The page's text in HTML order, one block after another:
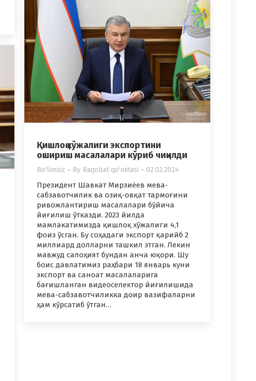
Қишлоқ хўжалиги экспортини
ошириш масалалари кўриб чиқилди
Bo'limsiz By Raqobat qo'mitasi 02.02.2024
Президент Шавкат Мирзиёев мева-
сабзавотчилик ва озиқ-овқат тармоғини
ривожлантириш масалалари бўйича
йиғилиш ўтказди. 2023 йилда
мамлакатимизда қишлоқ хўжалиги 4,1
фоиз ўсган. Бу соҳадаги экспорт қарийб 2
миллиард долларни ташкил этган. Лекин
мавжуд салоҳият бундан анча юқори. Шу
боис давлатимиз раҳбари 18 январь куни
экспорт ва саноат масалаларига
бағишланган видеоселектор йиғилишида
мева-сабзавотчиликка доир вазифаларни
ҳам кўрсатиб ўтган…